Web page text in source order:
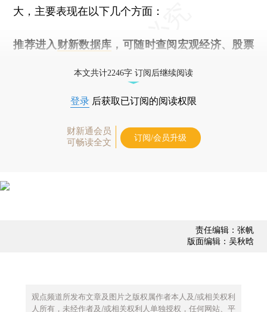
大，主要表现在以下几个方面：
推荐进入 财新数据库 ，可随时查阅宏观经济、股票
本文共计2246字 订阅后继续阅读
登录 后获取已订阅的阅读权限
财新通会员
可畅读全文
订阅/会员升级
责任编辑：张帆
版面编辑：吴秋晗
观点频道所发布文章及图片之版权属作者本人及/或相关权利
人所有，未经作者及/或相关权利人单独授权，任何网站、平